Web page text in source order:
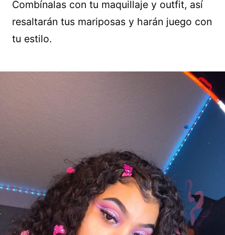
Combínalas con tu maquillaje y outfit, así
resaltarán tus mariposas y harán juego con
tu estilo.